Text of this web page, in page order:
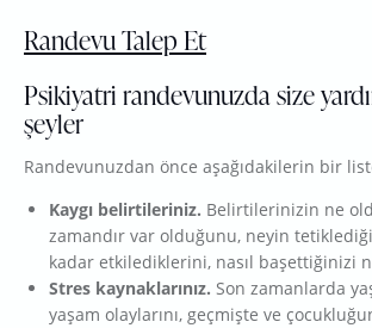
Randevu Talep Et
Psikiyatri randevunuzda size
şeyler
Randevunuzdan önce aşağıdakilerin bir
Kaygı belirtileriniz. Belirtilerinizin ne
zamandır var olduğunu, neyin
kadar etkilediklerini, nasıl başettiğinizi
Stres kaynaklarınız. Son zamanlarda
yaşam olaylarını, geçmişte ve